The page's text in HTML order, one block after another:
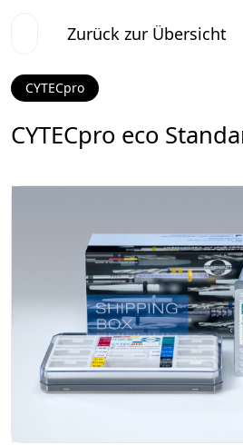
Zurück zur Übersicht
CYTECpro
CYTECpro eco